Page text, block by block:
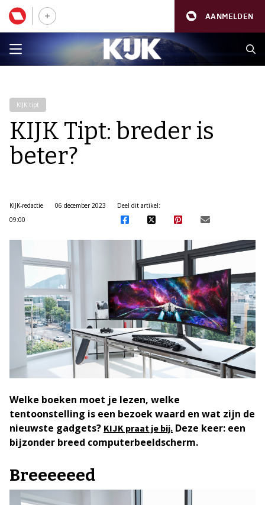
AANMELDEN
KIJK tipt
KIJK Tipt: breder is
beter?
KIJK-redactie
06 december 2023
09:00
Deel dit artikel:
Welke boeken moet je lezen, welke
tentoonstelling is een bezoek waard en wat zijn de
nieuwste gadgets? KIJK praat je bij. Deze keer: een
bijzonder breed computerbeeldscherm.
Breeeeeed